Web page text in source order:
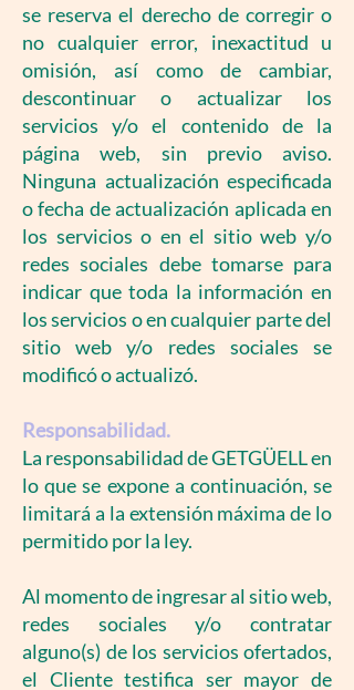
se reserva el derecho de corregir o
no cualquier error, inexactitud u
omisión, así como de cambiar,
descontinuar o actualizar los
servicios y/o el contenido de la
página web, sin previo aviso.
Ninguna actualización especificada
o fecha de actualización aplicada en
los servicios o en el sitio web y/o
redes sociales debe tomarse para
indicar que toda la información en
los servicios o en cualquier parte del
sitio web y/o redes sociales se
modificó o actualizó.
Responsabilidad.
La responsabilidad de GETGÜELL en
lo que se expone a continuación, se
limitará a la extensión máxima de lo
permitido por la ley.
Al momento de ingresar al sitio web,
redes sociales y/o contratar
alguno(s) de los servicios ofertados,
el Cliente testifica ser mayor de